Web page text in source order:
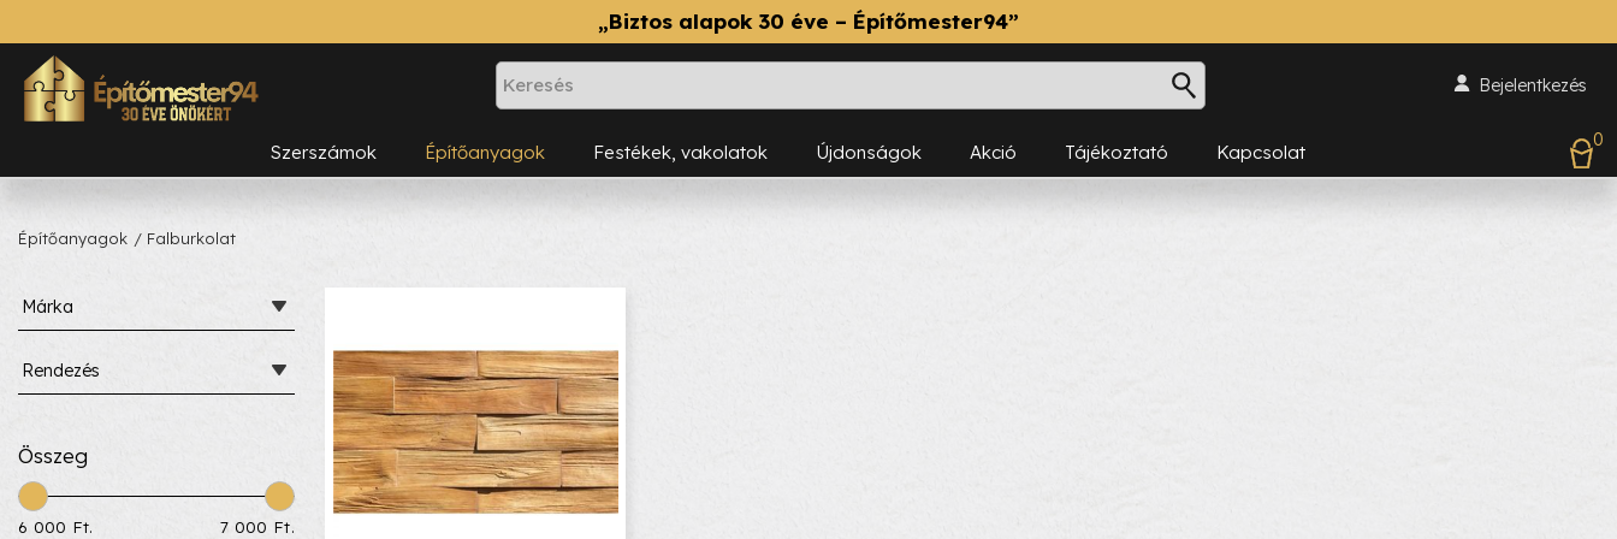
„Biztos alapok 30 éve – Építőmester94”
Bejelentkezés
Szerszámok Építőanyagok Festékek, vakolatok Újdonságok Akció Tájékoztató Kapcsolat
0
Építőanyagok / Falburkolat
Márka
Rendezés
Összeg
6 000 Ft. 7 000 Ft.